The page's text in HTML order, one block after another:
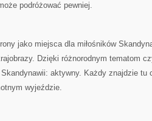
podróżować pewniej.
jako miejsca dla miłośników
Dzięki różnorodnym tematom
Skandynawii: aktywny. Każdy znajdzie
wyjeździe.